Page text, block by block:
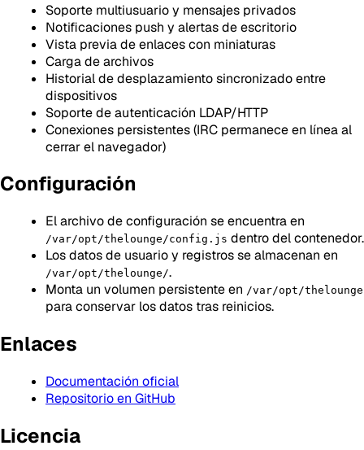
Soporte multiusuario y mensajes privados
Notificaciones push y alertas de escritorio
Vista previa de enlaces con miniaturas
Carga de archivos
Historial de desplazamiento sincronizado entre
dispositivos
Soporte de autenticación LDAP/HTTP
Conexiones persistentes (IRC permanece en línea al
cerrar el navegador)
Configuración
El archivo de configuración se encuentra en
/var/opt/thelounge/config.js dentro del contenedor.
Los datos de usuario y registros se almacenan en
/var/opt/thelounge/.
Monta un volumen persistente en /var/opt/thelounge
para conservar los datos tras reinicios.
Enlaces
Documentación oficial
Repositorio en GitHub
Licencia